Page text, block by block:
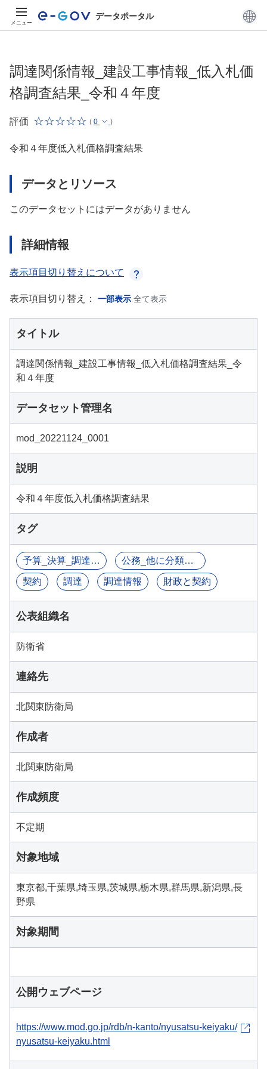
メニュー
データポータル
調達関係情報_建設工事情報_低入札価
格調査結果_令和４年度
評価 ( 0 )
令和４年度低入札価格調査結果
データとリソース
このデータセットにはデータがありません
詳細情報
表示項目切り替えについて
表示項目切り替え： 一部表示 全て表示
タイトル
調達関係情報_建設工事情報_低入札価格調査結果_令
和４年度
データセット管理名
mod_20221124_0001
説明
令和４年度低入札価格調査結果
タグ
予算_決算_調達関連情報 公務_他に分類されるものを除く
契約 調達 調達情報 財政と契約
公表組織名
防衛省
連絡先
北関東防衛局
作成者
北関東防衛局
作成頻度
不定期
対象地域
東京都,千葉県,埼玉県,茨城県,栃木県,群馬県,新潟県,長
野県
対象期間
公開ウェブページ
https://www.mod.go.jp/rdb/n-kanto/nyusatsu-keiyaku/
nyusatsu-keiyaku.html